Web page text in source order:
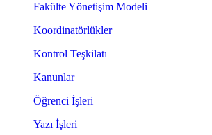
Fakülte Yönetişim Modeli
Koordinatörlükler
Kontrol Teşkilatı
Kanunlar
Öğrenci İşleri
Yazı İşleri